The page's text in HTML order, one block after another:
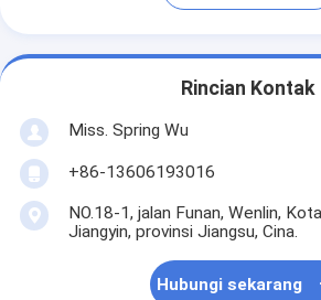
Rincian Kontak
Miss. Spring Wu
+86-13606193016
NO.18-1, jalan Funan, Wenlin,
Jiangyin, provinsi Jiangsu, Cina.
Hubungi sekarang